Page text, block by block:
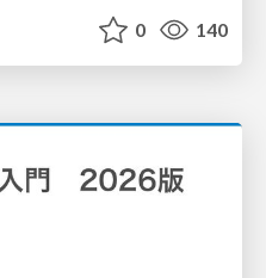
0 140